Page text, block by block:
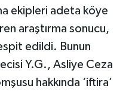
ekipleri adeta köye
araştırma sonucu,
edildi. Bunun
Y.G., Asliye Ceza
hakkında ‘iftira’